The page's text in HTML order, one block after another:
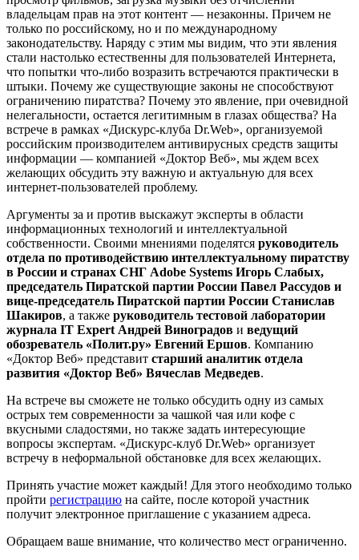
владельцам прав на этот контент — незаконны. Причем не
только по российскому, но и по международному
законодательству. Наряду с этим мы видим, что эти явления
стали настолько естественны для пользователей Интернета,
что попытки что-либо возразить встречаются практически в
штыки. Почему же существующие законы не способствуют
ограничению пиратства? Почему это явление, при очевидной
нелегальности, остается легитимным в глазах общества? На
встрече в рамках «Дискурс-клуба Dr.Web», организуемой
российским производителем антивирусных средств защиты
информации — компанией «Доктор Веб», мы ждем всех
желающих обсудить эту важную и актуальную для всех
интернет-пользователей проблему.
Аргументы за и против выскажут эксперты в области
информационных технологий и интеллектуальной
собственности. Своими мнениями поделятся руководитель
отдела по противодействию интеллектуальному пиратству
в России и странах СНГ Adobe Systems Игорь Слабых,
председатель Пиратской партии России Павел Рассудов и
вице-председатель Пиратской партии России Станислав
Шакиров, а также руководитель тестовой лаборатории
журнала IT Expert Андрей Виноградов и ведущий
обозреватель «Полит.ру» Евгений Ершов. Компанию
«Доктор Веб» представит старший аналитик отдела
развития «Доктор Веб» Вячеслав Медведев.
На встрече вы сможете не только обсудить одну из самых
острых тем современности за чашкой чая или кофе с
вкусными сладостями, но также задать интересующие
вопросы экспертам. «Дискурс-клуб Dr.Web» организует
встречу в неформальной обстановке для всех желающих.
Принять участие может каждый! Для этого необходимо только
пройти регистрацию на сайте, после которой участник
получит электронное приглашение с указанием адреса.
Обращаем ваше внимание, что количество мест ограниченно.